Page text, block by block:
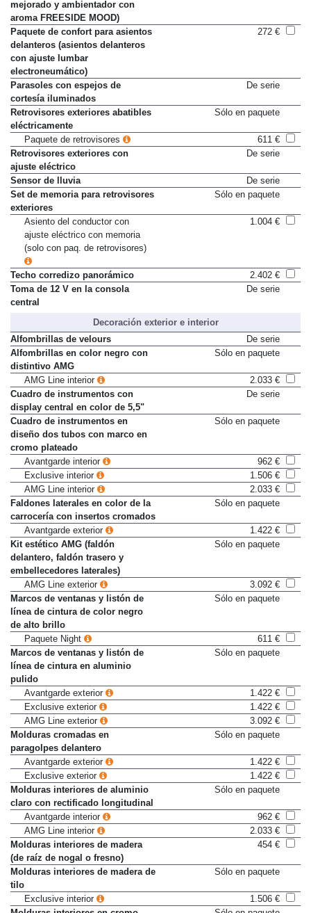
mejorado y ambientador con
aroma FREESIDE MOOD)
Paquete de confort para asientos
delanteros (asientos delanteros
con ajuste lumbar
electroneumático)
272 €
Parasoles con espejos de
cortesía iluminados
De serie
Retrovisores exteriores abatibles
eléctricamente
Sólo en paquete
Paquete de retrovisores
611 €
Retrovisores exteriores con
ajuste eléctrico
De serie
Sensor de lluvia
De serie
Set de memoria para retrovisores
exteriores
Sólo en paquete
Asiento del conductor con
ajuste eléctrico con memoria
(solo con paq. de retrovisores)
1.004 €
Techo corredizo panorámico
2.402 €
Toma de 12 V en la consola
central
De serie
Decoración exterior e interior
Alfombrillas de velours
De serie
Alfombrillas en color negro con
distintivo AMG
Sólo en paquete
AMG Line interior
2.033 €
Cuadro de instrumentos con
display central en color de 5,5"
De serie
Cuadro de instrumentos en
diseño dos tubos con marco en
cromo plateado
Sólo en paquete
Avantgarde interior
962 €
Exclusive interior
1.506 €
AMG Line interior
2.033 €
Faldones laterales en color de la
carrocería con insertos cromados
Sólo en paquete
Avantgarde exterior
1.422 €
Kit estético AMG (faldón
delantero, faldón trasero y
embellecedores laterales)
Sólo en paquete
AMG Line exterior
3.092 €
Marcos de ventanas y listón de
línea de cintura de color negro
de alto brillo
Sólo en paquete
Paquete Night
611 €
Marcos de ventanas y listón de
línea de cintura en aluminio
pulido
Sólo en paquete
Avantgarde exterior
1.422 €
Exclusive exterior
1.422 €
AMG Line exterior
3.092 €
Molduras cromadas en
paragolpes delantero
Sólo en paquete
Avantgarde exterior
1.422 €
Exclusive exterior
1.422 €
Molduras interiores de aluminio
claro con rectificado longitudinal
Sólo en paquete
Avantgarde interior
962 €
AMG Line interior
2.033 €
Molduras interiores de madera
(de raíz de nogal o fresno)
454 €
Molduras interiores de madera de
tilo
Sólo en paquete
Exclusive interior
1.506 €